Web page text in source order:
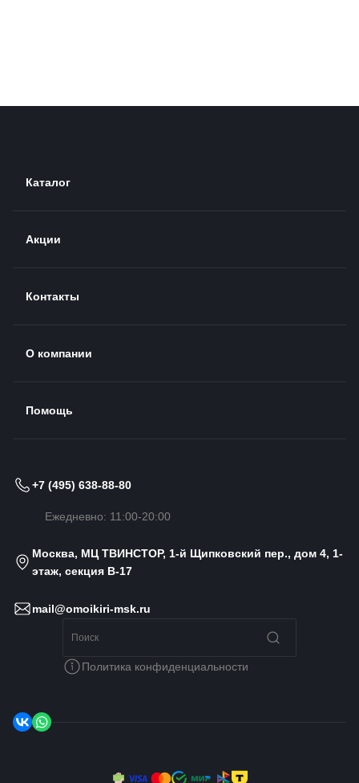
Каталог
Акции
Контакты
О компании
Помощь
+7 (495) 638-88-80
Ежедневно: 11:00-20:00
Москва, МЦ ТВИНСТОР, 1-й Щипковский пер., дом 4, 1-
этаж, секция B-17
mail@omoikiri-msk.ru
Политика конфиденциальности